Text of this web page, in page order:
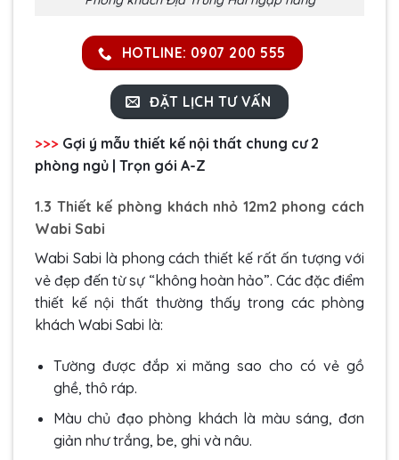
HOTLINE: 0907 200 555
ĐẶT LỊCH TƯ VẤN
>>> Gợi ý mẫu thiết kế nội thất chung cư 2
phòng ngủ | Trọn gói A-Z
1.3 Thiết kế phòng khách nhỏ 12m2 phong cách
Wabi Sabi
Wabi Sabi là phong cách thiết kế rất ấn tượng với
vẻ đẹp đến từ sự “không hoàn hảo”. Các đặc điểm
thiết kế nội thất thường thấy trong các phòng
khách Wabi Sabi là:
Tường được đắp xi măng sao cho có vẻ gồ
ghề, thô ráp.
Màu chủ đạo phòng khách là màu sáng, đơn
giản như trắng, be, ghi và nâu.